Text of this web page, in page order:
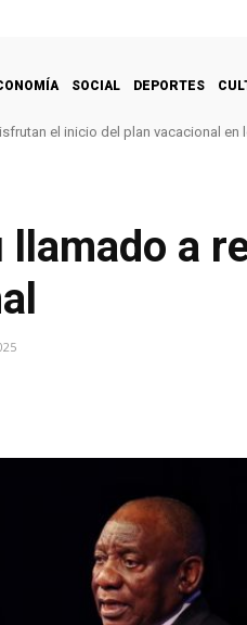
SOCIAL DEPORTES
el inicio del plan vacacional en
a